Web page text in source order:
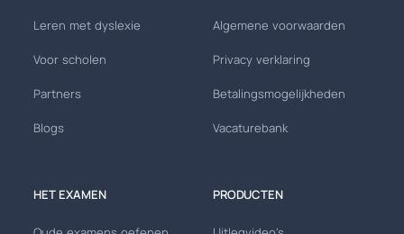
Leren met dyslexie
Voor scholen
Partners
Blogs
Algemene voorwaarden
Privacy verklaring
Betalingsmogelijkheden
Vacaturebank
HET EXAMEN PRODUCTEN